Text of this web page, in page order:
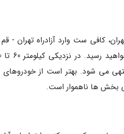
می شود. بهتر است از خودروهای
بخش ها ناهموار است.